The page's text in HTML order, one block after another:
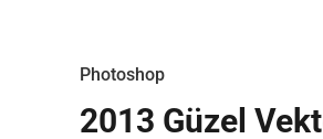
Photoshop
2013 Güzel